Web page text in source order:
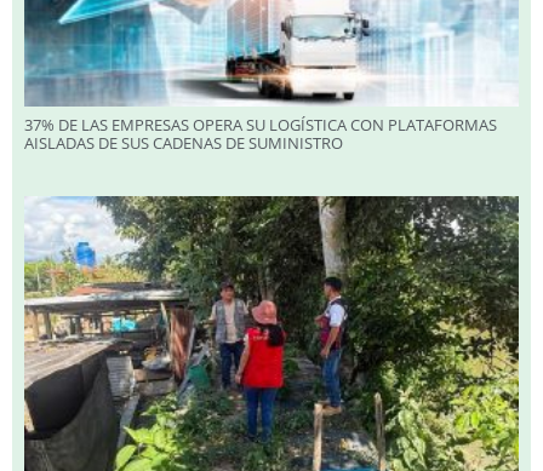
37% DE LAS EMPRESAS OPERA SU LOGÍSTICA CON PLATAFORMAS
AISLADAS DE SUS CADENAS DE SUMINISTRO